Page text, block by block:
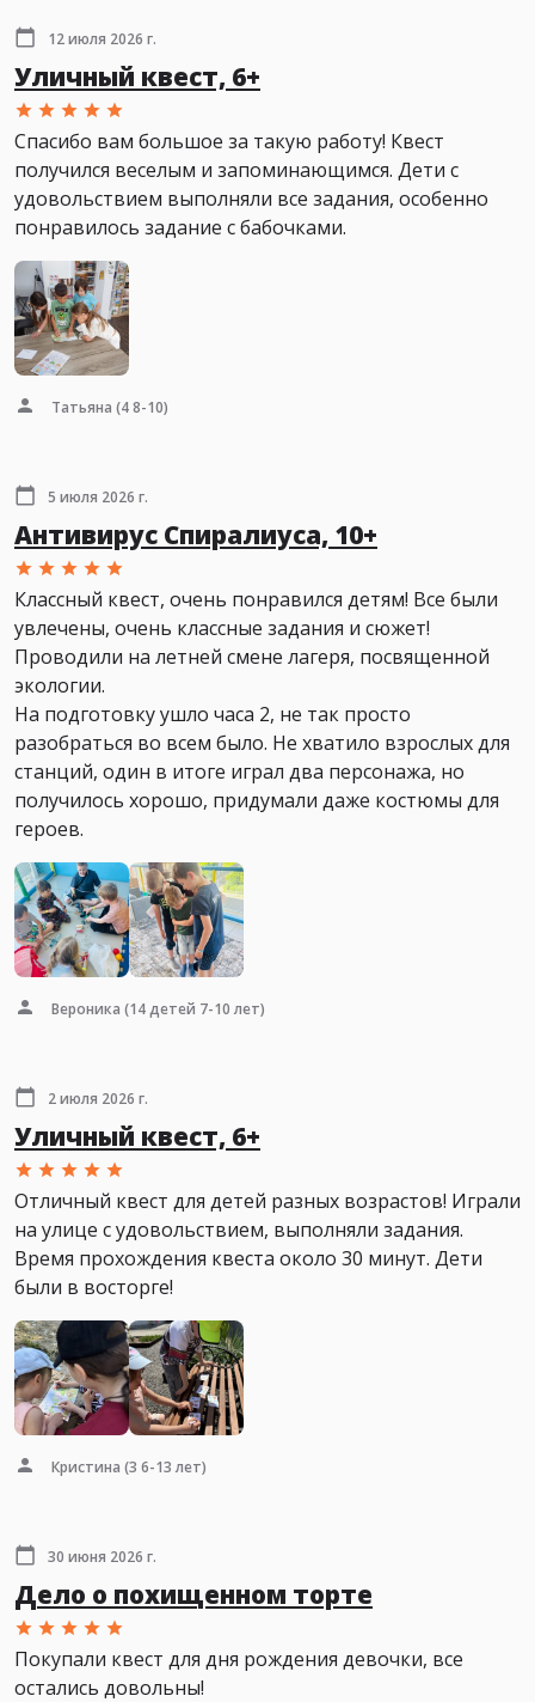
12 июля 2026 г.
Уличный квест, 6+
Спасибо вам большое за такую работу! Квест
получился веселым и запоминающимся. Дети с
удовольствием выполняли все задания, особенно
понравилось задание с бабочками.
Татьяна (4 8-10)
5 июля 2026 г.
Антивирус Спиралиуса, 10+
Классный квест, очень понравился детям! Все были
увлечены, очень классные задания и сюжет!
Проводили на летней смене лагеря, посвященной
экологии.
На подготовку ушло часа 2, не так просто
разобраться во всем было. Не хватило взрослых для
станций, один в итоге играл два персонажа, но
получилось хорошо, придумали даже костюмы для
героев.
Вероника (14 детей 7-10 лет)
2 июля 2026 г.
Уличный квест, 6+
Отличный квест для детей разных возрастов! Играли
на улице с удовольствием, выполняли задания.
Время прохождения квеста около 30 минут. Дети
были в восторге!
Кристина (3 6-13 лет)
30 июня 2026 г.
Дело о похищенном торте
Покупали квест для дня рождения девочки, все
остались довольны!